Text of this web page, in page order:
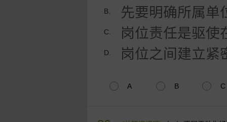
B. 先要明确所属单
C. 岗位责任是驱使
D. 岗位之间建立紧
A B C